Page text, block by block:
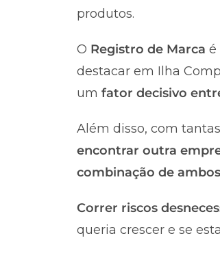
produtos.
O Registro de Marca é
destacar em Ilha
um fator decisivo
Além disso, com
encontrar outra
combinação de
Correr riscos
queria crescer e se